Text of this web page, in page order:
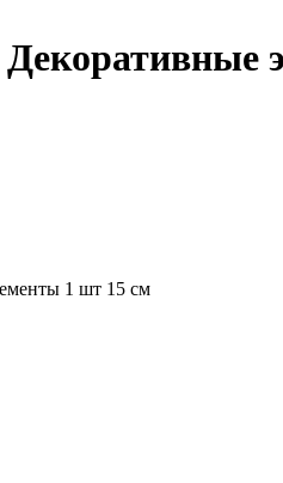
1 шт 15 см